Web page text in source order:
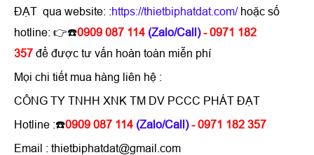
ĐẠT qua website: :https://thietbiphatdat.com/hoặc số
hotline: 👉☎️0909 087 114 (Zalo/Call) - 0971 182
357 để được tư vấn hoàn toàn miễn phí
Mọi chi tiết mua hàng liên hệ :
CÔNG TY TNHH XNK TM DV PCCC PHÁT ĐẠT
Hotline :☎️0909 087 114 (Zalo/Call) - 0971 182 357
Email : thietbiphatdat@gmail.com